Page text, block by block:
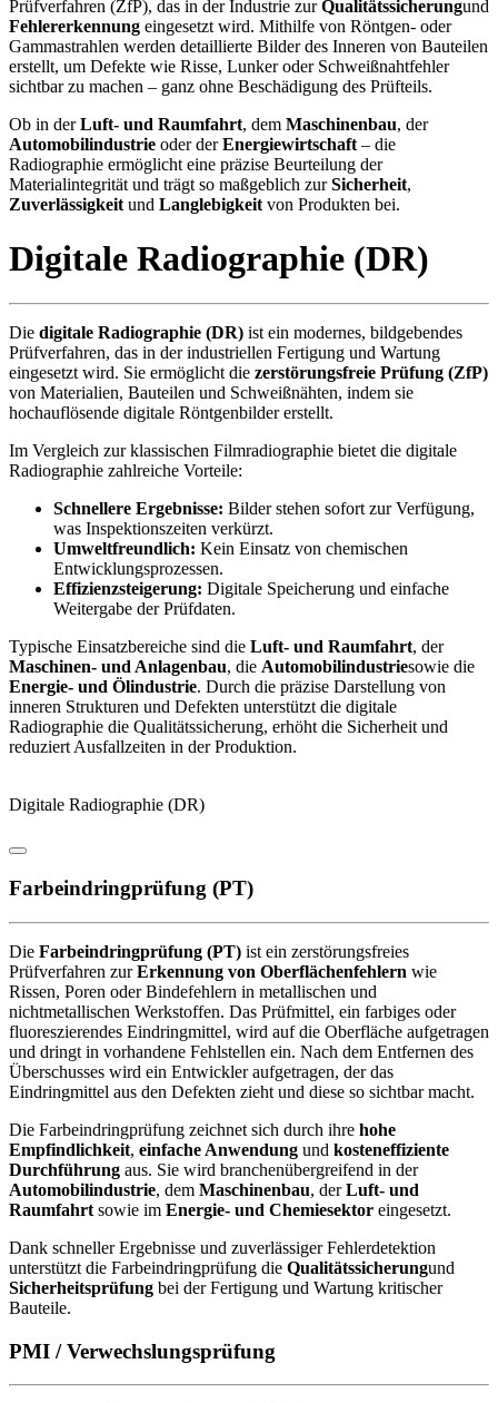
Prüfverfahren (ZfP), das in der Industrie zurQualitätssicherungund
Fehlererkennung eingesetzt wird. Mithilfe von Röntgen- oder
Gammastrahlen werden detaillierte Bilder des Inneren von Bauteilen
erstellt, um Defekte wie Risse, Lunker oder Schweißnahtfehler
sichtbar zu machen – ganz ohne Beschädigung des Prüfteils.
Ob in derLuft- und Raumfahrt, dem Maschinenbau, der
Automobilindustrie oder derEnergiewirtschaft – die
Radiographie ermöglicht eine präzise Beurteilung der
Materialintegrität und trägt so maßgeblich zurSicherheit,
Zuverlässigkeit und Langlebigkeit von Produkten bei.
Digitale Radiographie (DR)
Die digitale Radiographie (DR) ist ein modernes, bildgebendes
Prüfverfahren, das in der industriellen Fertigung und Wartung
eingesetzt wird. Sie ermöglicht die zerstörungsfreie Prüfung (ZfP)
von Materialien, Bauteilen und Schweißnähten, indem sie
hochauflösende digitale Röntgenbilder erstellt.
Im Vergleich zur klassischen Filmradiographie bietet die digitale
Radiographie zahlreiche Vorteile:
Schnellere Ergebnisse: Bilder stehen sofort zur Verfügung,
was Inspektionszeiten verkürzt.
Umweltfreundlich: Kein Einsatz von chemischen
Entwicklungsprozessen.
Effizienzsteigerung: Digitale Speicherung und einfache
Weitergabe der Prüfdaten.
Typische Einsatzbereiche sind die Luft- und Raumfahrt, der
Maschinen- und Anlagenbau, die Automobilindustriesowie die
Energie- und Ölindustrie. Durch die präzise Darstellung von
inneren Strukturen und Defekten unterstützt die digitale
Radiographie die Qualitätssicherung, erhöht die Sicherheit und
reduziert Ausfallzeiten in der Produktion.
Digitale Radiographie (DR)
Farbeindringprüfung (PT)
Die Farbeindringprüfung (PT) ist ein zerstörungsfreies
Prüfverfahren zurErkennung von Oberflächenfehlern wie
Rissen, Poren oder Bindefehlern in metallischen und
nichtmetallischen Werkstoffen. Das Prüfmittel, ein farbiges oder
fluoreszierendes Eindringmittel, wird auf die Oberfläche aufgetragen
und dringt in vorhandene Fehlstellen ein. Nach dem Entfernen des
Überschusses wird ein Entwickler aufgetragen, der das
Eindringmittel aus den Defekten zieht und diese so sichtbar macht.
Die Farbeindringprüfung zeichnet sich durch ihre hohe
Empfindlichkeit, einfache Anwendung und kosteneffiziente
Durchführung aus. Sie wird branchenübergreifend in der
Automobilindustrie, dem Maschinenbau, derLuft- und
Raumfahrt sowie im Energie- und Chemiesektor eingesetzt.
Dank schneller Ergebnisse und zuverlässiger Fehlerdetektion
unterstützt die Farbeindringprüfung die Qualitätssicherungund
Sicherheitsprüfung bei der Fertigung und Wartung kritischer
Bauteile.
PMI / Verwechslungsprüfung